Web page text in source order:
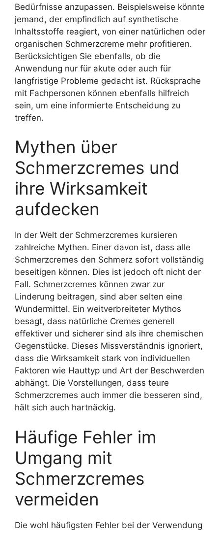
Bedürfnisse anzupassen. Beispielsweise könnte
jemand, der empfindlich auf synthetische
Inhaltsstoffe reagiert, von einer natürlichen oder
organischen Schmerzcreme mehr profitieren.
Berücksichtigen Sie ebenfalls, ob die
Anwendung nur für akute oder auch für
langfristige Probleme gedacht ist. Rücksprache
mit Fachpersonen können ebenfalls hilfreich
sein, um eine informierte Entscheidung zu
treffen.
Mythen über
Schmerzcremes und
ihre Wirksamkeit
aufdecken
In der Welt der Schmerzcremes kursieren
zahlreiche Mythen. Einer davon ist, dass alle
Schmerzcremes den Schmerz sofort vollständig
beseitigen können. Dies ist jedoch oft nicht der
Fall. Schmerzcremes können zwar zur
Linderung beitragen, sind aber selten eine
Wundermittel. Ein weitverbreiteter Mythos
besagt, dass natürliche Cremes generell
effektiver und sicherer sind als ihre chemischen
Gegenstücke. Dieses Missverständnis ignoriert,
dass die Wirksamkeit stark von individuellen
Faktoren wie Hauttyp und Art der Beschwerden
abhängt. Die Vorstellungen, dass teure
Schmerzcremes auch immer die besseren sind,
hält sich auch hartnäckig.
Häufige Fehler im
Umgang mit
Schmerzcremes
vermeiden
Die wohl häufigsten Fehler bei der Verwendung